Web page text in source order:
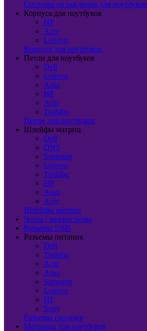
Системы охлаждения для ноутбуков
Корпуса для ноутбуков
HP
Acer
Lenovo
Корпуса для ноутбуков
Петли для ноутбуков
Dell
Lenovo
Asus
HP
Acer
Toshiba
Петли для ноутбуков
Шлейфы матриц
Dell
DNS
Samsung
Lenovo
Toshiba
HP
Asus
Acer
Шлейфы матриц
Чипы / микросхемы
Разъемы USB
Разъемы питания
Dell
Toshiba
Acer
Asus
Samsung
Lenovo
HP
Sony
Разъемы питания
Матрицы для ноутбуков